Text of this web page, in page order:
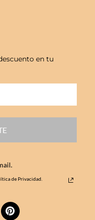
en tu
de Privacidad.